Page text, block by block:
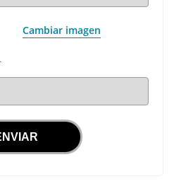
Cambiar imagen